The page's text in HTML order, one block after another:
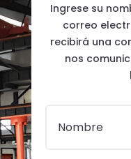
Ingrese su
correo
recibirá una
nos